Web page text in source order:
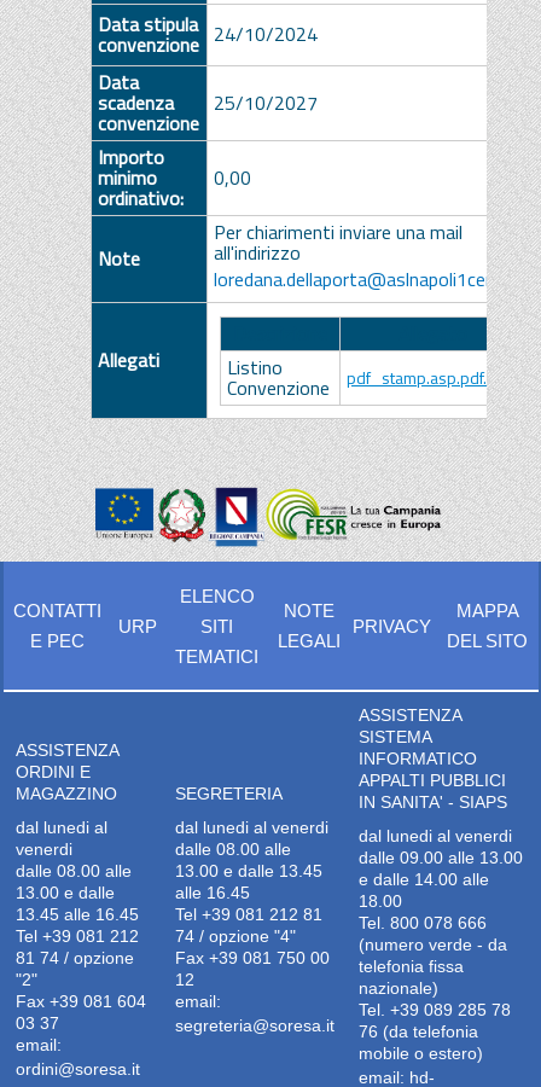
Data stipula
convenzione 24/10/2024
Data
scadenza
convenzione
25/10/2027
Importo
minimo
ordinativo:
0,00
Note
Per chiarimenti inviare una mail
all'indirizzo
loredana.dellaporta@aslnapoli1centro.it
Allegati
Listino
Convenzione pdf_stamp.asp.pdf.p7m
CONTATTI
E PEC
URP
ELENCO
SITI
TEMATICI
NOTE
LEGALI
PRIVACY
MAPPA
DEL SITO
ASSISTENZA
ORDINI E
MAGAZZINO
dal lunedi al
venerdi
dalle 08.00 alle
13.00 e dalle
13.45 alle 16.45
Tel +39 081 212
81 74 / opzione
"2"
Fax +39 081 604
03 37
email:
ordini@soresa.it
SEGRETERIA
dal lunedi al venerdi
dalle 08.00 alle
13.00 e dalle 13.45
alle 16.45
Tel +39 081 212 81
74 / opzione "4"
Fax +39 081 750 00
12
email:
segreteria@soresa.it
ASSISTENZA
SISTEMA
INFORMATICO
APPALTI PUBBLICI
IN SANITA' - SIAPS
dal lunedi al venerdi
dalle 09.00 alle 13.00
e dalle 14.00 alle
18.00
Tel. 800 078 666
(numero verde - da
telefonia fissa
nazionale)
Tel. +39 089 285 78
76 (da telefonia
mobile o estero)
email: hd-